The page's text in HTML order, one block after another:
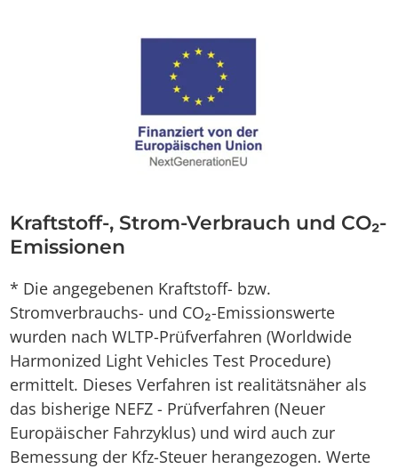
Kraftstoff-, Strom-Verbrauch und CO₂-
Emissionen
* Die angegebenen Kraftstoff- bzw.
Stromverbrauchs- und CO₂-Emissionswerte
wurden nach WLTP-Prüfverfahren (Worldwide
Harmonized Light Vehicles Test Procedure)
ermittelt. Dieses Verfahren ist realitätsnäher als
das bisherige NEFZ - Prüfverfahren (Neuer
Europäischer Fahrzyklus) und wird auch zur
Bemessung der Kfz-Steuer herangezogen. Werte